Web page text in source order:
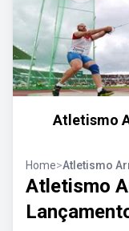
Atletismo
Home>Atletismo
Atletismo